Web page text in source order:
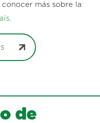
conocer más sobre la
de